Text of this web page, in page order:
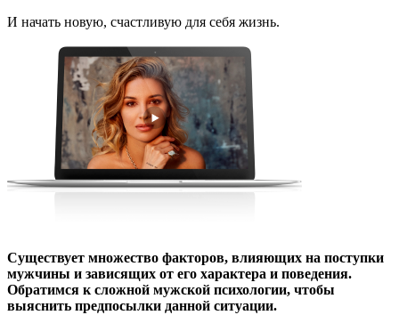
И начать новую, счастливую для себя жизнь.
Существует множество факторов, влияющих на поступки
мужчины и зависящих от его характера и поведения.
Обратимся к сложной мужской психологии, чтобы
выяснить предпосылки данной ситуации.